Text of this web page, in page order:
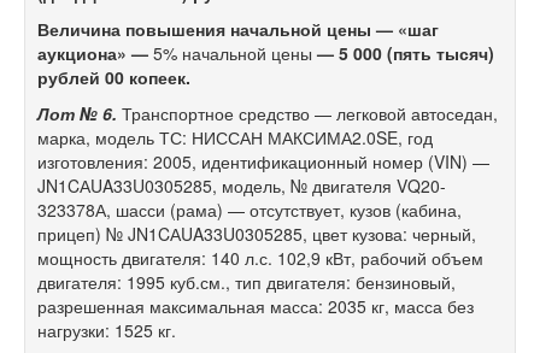
Величина повышения начальной цены — «шаг
аукциона» — 5% начальной цены — 5 000 (пять тысяч)
рублей 00 копеек.
Лот № 6. Транспортное средство — легковой автоседан,
марка, модель ТС: НИССАН МАКСИМА2.0SE, год
изготовления: 2005, идентификационный номер (VIN) —
JN1CАUA33U0305285, модель, № двигателя VQ20-
323378А, шасси (рама) — отсутствует, кузов (кабина,
прицеп) № JN1CАUA33U0305285, цвет кузова: черный,
мощность двигателя: 140 л.с. 102,9 кВт, рабочий объем
двигателя: 1995 куб.см., тип двигателя: бензиновый,
разрешенная максимальная масса: 2035 кг, масса без
нагрузки: 1525 кг.